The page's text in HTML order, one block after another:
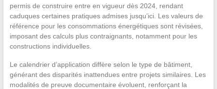
permis de construire entre en vigueur dès 2024, rendant
caduques certaines pratiques admises jusqu’ici. Les valeurs de
référence pour les consommations énergétiques sont révisées,
imposant des calculs plus contraignants, notamment pour les
constructions individuelles.
Le calendrier d’application diffère selon le type de bâtiment,
générant des disparités inattendues entre projets similaires. Les
modalités de preuve documentaire évoluent, renforçant la